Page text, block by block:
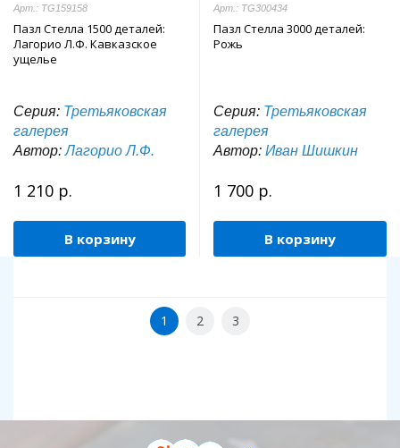
Арт.: TG159158
Пазл Стелла 1500 деталей:
Лагорио Л.Ф. Кавказское
ущелье
Серия: Третьяковская
галерея
Автор:Лагорио Л.Ф.
1 210 р.
В корзину
Арт.: TG300434
Пазл Стелла 3000 деталей:
Рожь
Серия: Третьяковская
галерея
Автор: Иван Шишкин
1 700 р.
В корзину
1 2 3